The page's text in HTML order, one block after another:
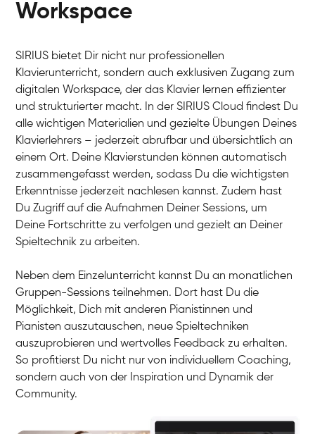
Klavier / Piano / Flügel
Klavier / Piano / Flügel
Hannes
Klavier / Piano / Flügel
Klavier / Piano / Flügel
Workspace
SIRIUS bietet Dir nicht nur professionellen
Klavierunterricht, sondern auch exklusiven Zugang zum
digitalen Workspace, der das Klavier lernen effizienter
und strukturierter macht. In der SIRIUS Cloud findest Du
alle wichtigen Materialien und gezielte Übungen Deines
Klavierlehrers – jederzeit abrufbar und übersichtlich an
einem Ort. Deine Klavierstunden können automatisch
zusammengefasst werden, sodass Du die wichtigsten
Erkenntnisse jederzeit nachlesen kannst. Zudem hast
Du Zugriff auf die Aufnahmen Deiner Sessions, um
Deine Fortschritte zu verfolgen und gezielt an Deiner
Spieltechnik zu arbeiten.
Neben dem Einzelunterricht kannst Du an monatlichen
Gruppen-Sessions teilnehmen. Dort hast Du die
Möglichkeit, Dich mit anderen Pianistinnen und
Pianisten auszutauschen, neue Spieltechniken
auszuprobieren und wertvolles Feedback zu erhalten.
So profitierst Du nicht nur von individuellem Coaching,
sondern auch von der Inspiration und Dynamik der
Community.